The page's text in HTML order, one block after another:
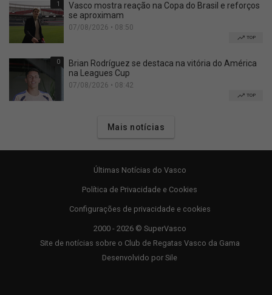
1
Vasco mostra reação na Copa do Brasil e reforços
se aproximam
07/08/2026 • 08:50
TOP
0
Brian Rodríguez se destaca na vitória do América
na Leagues Cup
07/08/2026 • 08:42
TOP
Mais notícias
Últimas Notícias do Vasco
Política de Privacidade e Cookies
Configurações de privacidade e cookies
2000 - 2026 © SuperVasco
Site de notícias sobre o Club de Regatas Vasco da Gama
Desenvolvido por Sile